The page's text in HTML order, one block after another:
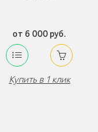
от 6 000 руб.
Купить в 1 клик